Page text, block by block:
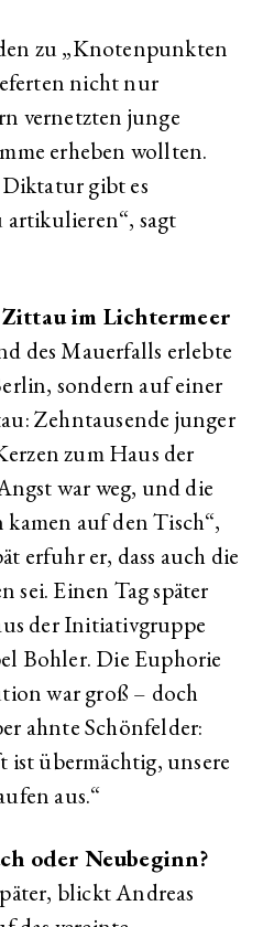
zu „Knotenpunkten
nicht nur
vernetzten junge
erheben wollten.
gibt es
sagt
Zittau im Lichtermeer
des Mauerfalls erlebte
sondern auf einer
Zehntausende junger
zum Haus der
war weg, und die
auf den Tisch“,
erfuhr er, dass auch die
sei. Einen Tag später
der Initiativgruppe
Bohler. Die Euphorie
war groß – doch
ahnte Schönfelder:
ist übermächtig, unsere
aus.“
oder Neubeginn?
blickt Andreas